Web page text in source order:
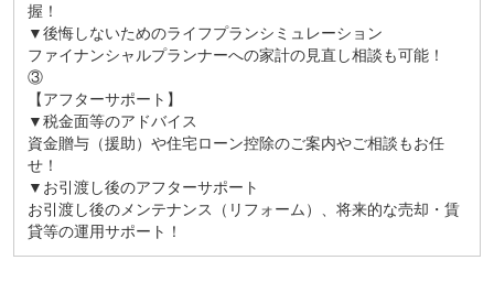
握！
▼後悔しないためのライフプランシミュレーション
ファイナンシャルプランナーへの家計の見直し相談も可能！
③
【アフターサポート】
▼税金面等のアドバイス
資金贈与（援助）や住宅ローン控除のご案内やご相談もお任
せ！
▼お引渡し後のアフターサポート
お引渡し後のメンテナンス（リフォーム）、将来的な売却・賃
貸等の運用サポート！